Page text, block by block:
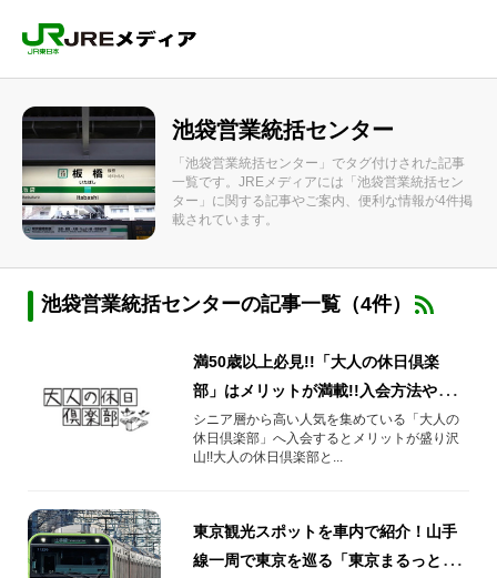
池袋営業統括センター
「池袋営業統括センター」でタグ付けされた記事
一覧です。JREメディアには「池袋営業統括セン
ター」に関する記事やご案内、便利な情報が4件掲
載されています。
池袋営業統括センターの記事一覧（4件）
満50歳以上必見!!「大人の休日倶楽
部」はメリットが満載!!入会方法や年会
費など気になるポイントを駅員が解説!!
シニア層から高い人気を集めている「大人の
休日倶楽部」へ入会するとメリットが盛り沢
山!!大人の休日倶楽部と...
東京観光スポットを車内で紹介！山手
線一周で東京を巡る「東京まるっと山